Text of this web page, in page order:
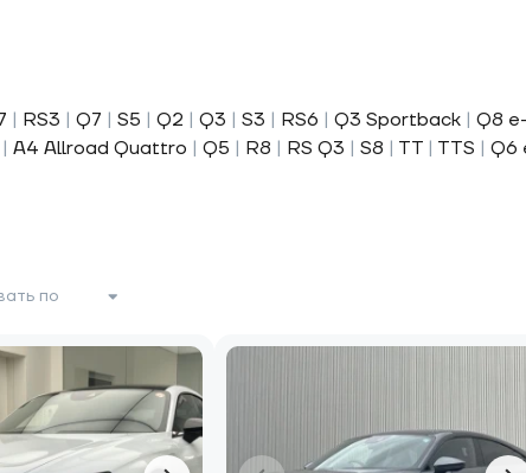
| RS3 | Q7 | S5 | Q2 | Q3 | S3 | RS6 | Q3 Sportback | Q8
| A4 Allroad Quattro | Q5 | R8 | RS Q3 | S8 | TT | TTS | Q6